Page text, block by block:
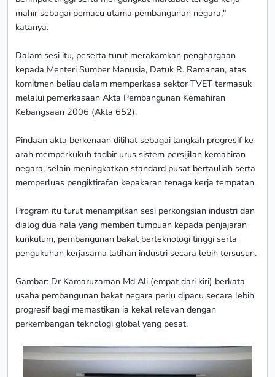
mahir sebagai pemacu utama pembangunan negara,"
katanya.
Dalam sesi itu, peserta turut merakamkan penghargaan
kepada Menteri Sumber Manusia, Datuk R. Ramanan, atas
komitmen beliau dalam memperkasa sektor TVET termasuk
melalui pemerkasaan Akta Pembangunan Kemahiran
Kebangsaan 2006 (Akta 652).
Pindaan akta berkenaan dilihat sebagai langkah progresif ke
arah memperkukuh tadbir urus sistem persijilan kemahiran
negara, selain meningkatkan standard pusat bertauliah serta
memperluas pengiktirafan kepakaran tenaga kerja tempatan.
Program itu turut menampilkan sesi perkongsian industri dan
dialog dua hala yang memberi tumpuan kepada penjajaran
kurikulum, pembangunan bakat berteknologi tinggi serta
pengukuhan kerjasama latihan industri secara lebih tersusun.
Gambar: Dr Kamaruzaman Md Ali (empat dari kiri) berkata
usaha pembangunan bakat negara perlu dipacu secara lebih
progresif bagi memastikan ia kekal relevan dengan
perkembangan teknologi global yang pesat.